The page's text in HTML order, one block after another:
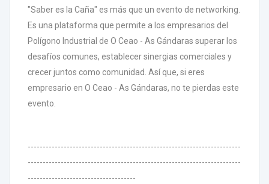
"Saber es la Caña" es más que un evento de networking.
Es una plataforma que permite a los empresarios del
Polígono Industrial de O Ceao - As Gándaras superar los
desafíos comunes, establecer sinergias comerciales y
crecer juntos como comunidad. Así que, si eres
empresario en O Ceao - As Gándaras, no te pierdas este
evento.
-----------------------------------------------------------------------
-----------------------------------------------------------------------
------------------------------------